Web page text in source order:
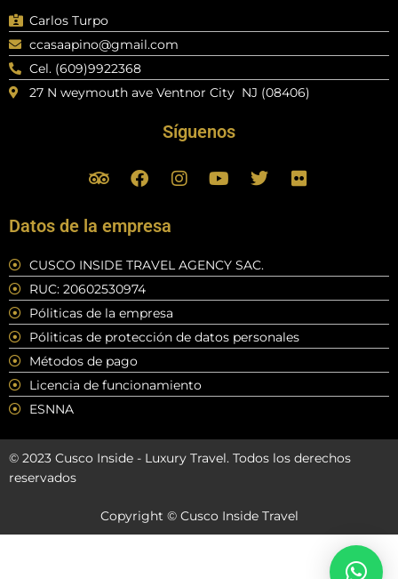
Carlos Turpo
ccasaapino@gmail.com
Cel. (609)9922368
27 N weymouth ave Ventnor City NJ (08406)
Síguenos
T
r
p
d
v
i
s
o
r
F
a
e
o
o
k
I
n
g
r
Y
o
b
e
T
w
e
r
F
l
Datos de la empresa
CUSCO INSIDE TRAVEL AGENCY SAC.
RUC: 20602530974
Póliticas de la empresa
Póliticas de protección de datos personales
Métodos de pago
Licencia de funcionamiento
ESNNA
© 2023 Cusco Inside - Luxury Travel. Todos los derechos
reservados
Copyright © Cusco Inside Travel